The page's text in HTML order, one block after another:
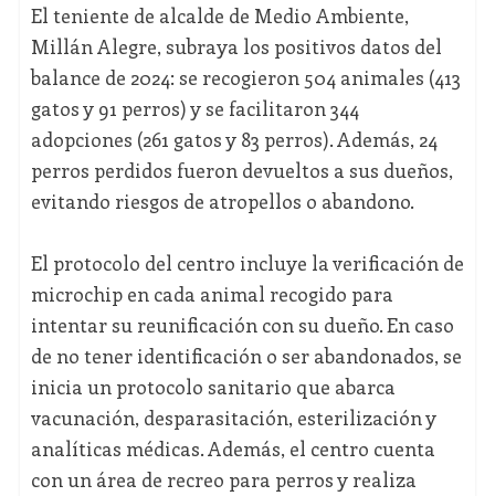
El teniente de alcalde de Medio Ambiente,
Millán Alegre, subraya los positivos datos del
balance de 2024: se recogieron 504 animales (413
gatos y 91 perros) y se facilitaron 344
adopciones (261 gatos y 83 perros). Además, 24
perros perdidos fueron devueltos a sus dueños,
evitando riesgos de atropellos o abandono.
El protocolo del centro incluye la verificación de
microchip en cada animal recogido para
intentar su reunificación con su dueño. En caso
de no tener identificación o ser abandonados, se
inicia un protocolo sanitario que abarca
vacunación, desparasitación, esterilización y
analíticas médicas. Además, el centro cuenta
con un área de recreo para perros y realiza